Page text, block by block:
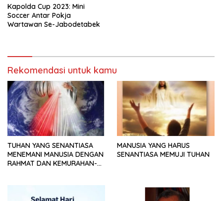
Kapolda Cup 2023: Mini
Soccer Antar Pokja
Wartawan Se-Jabodetabek
Rekomendasi untuk kamu
TUHAN YANG SENANTIASA
MENEMANI MANUSIA DENGAN
RAHMAT DAN KEMURAHAN-
MANUSIA YANG HARUS
SENANTIASA MEMUJI TUHAN